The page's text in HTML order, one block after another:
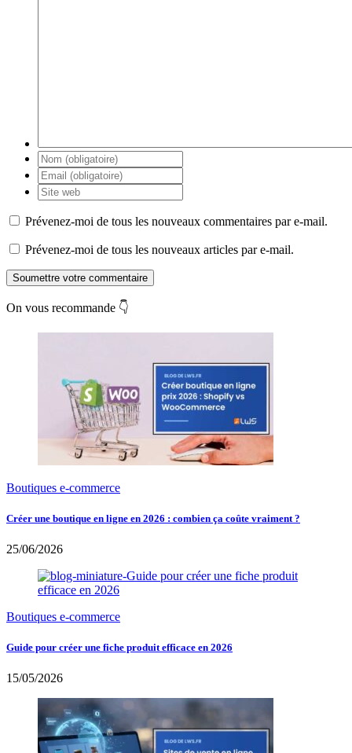
Prévenez-moi de tous les nouveaux commentaires par e-mail.
Prévenez-moi de tous les nouveaux articles par e-mail.
Soumettre votre commentaire
On vous recommande 👇
Boutiques e-commerce
Créer une boutique en ligne en 2026 : combien ça coûte vraiment ?
25/06/2026
Boutiques e-commerce
Guide pour créer une fiche produit efficace en 2026
15/05/2026